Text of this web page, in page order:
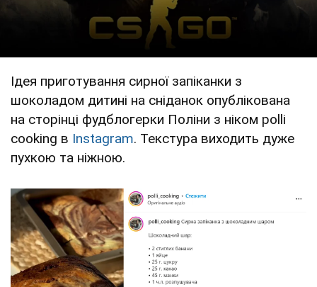
Ідея приготування сирної запіканки з
шоколадом дитині на сніданок опублікована
на сторінці фудблогерки Поліни з ніком polli
cooking в Instagram. Текстура виходить дуже
пухкою та ніжною.